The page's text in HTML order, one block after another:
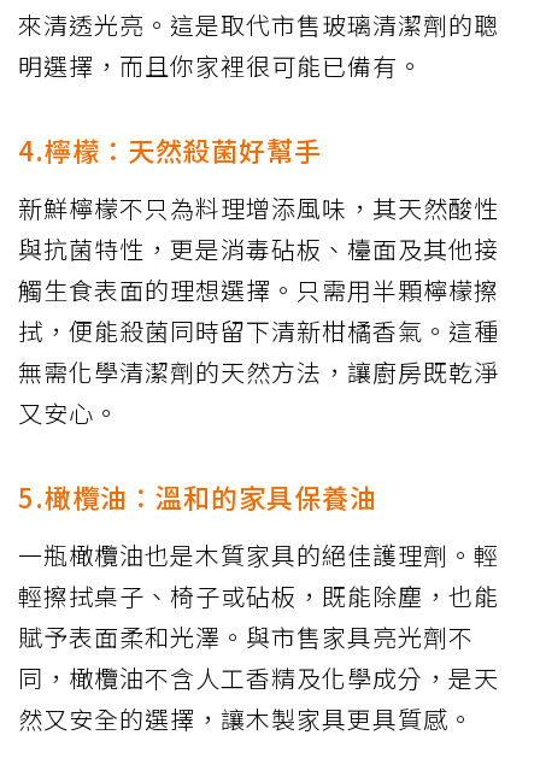
來清透光亮。這是取代市售玻璃清潔劑的聰
明選擇，而且你家裡很可能已備有。
4.檸檬：天然殺菌好幫手
新鮮檸檬不只為料理增添風味，其天然酸性
與抗菌特性，更是消毒砧板、檯面及其他接
觸生食表面的理想選擇。只需用半顆檸檬擦
拭，便能殺菌同時留下清新柑橘香氣。這種
無需化學清潔劑的天然方法，讓廚房既乾淨
又安心。
5.橄欖油：溫和的家具保養油
一瓶橄欖油也是木質家具的絕佳護理劑。輕
輕擦拭桌子、椅子或砧板，既能除塵，也能
賦予表面柔和光澤。與市售家具亮光劑不
同，橄欖油不含人工香精及化學成分，是天
然又安全的選擇，讓木製家具更具質感。